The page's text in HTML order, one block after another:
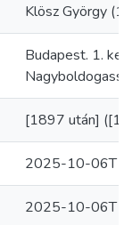
Klösz György
Budapest. 1.
[1897 után]
2025-10-
2025-10-